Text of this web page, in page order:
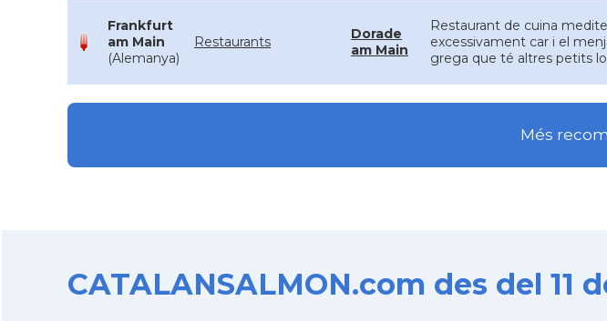
Frankfurt
am Main
(Alemanya)
Restaurants
Dorade
am Main
Restaurant de cuina
excessivament car i el
grega que té altres petits
Més
CATALANSALMON.com des del 11